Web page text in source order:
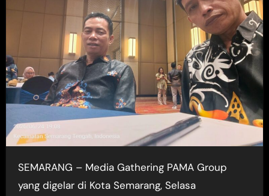
SEMARANG – Media Gathering PAMA Group
yang digelar di Kota Semarang, Selasa